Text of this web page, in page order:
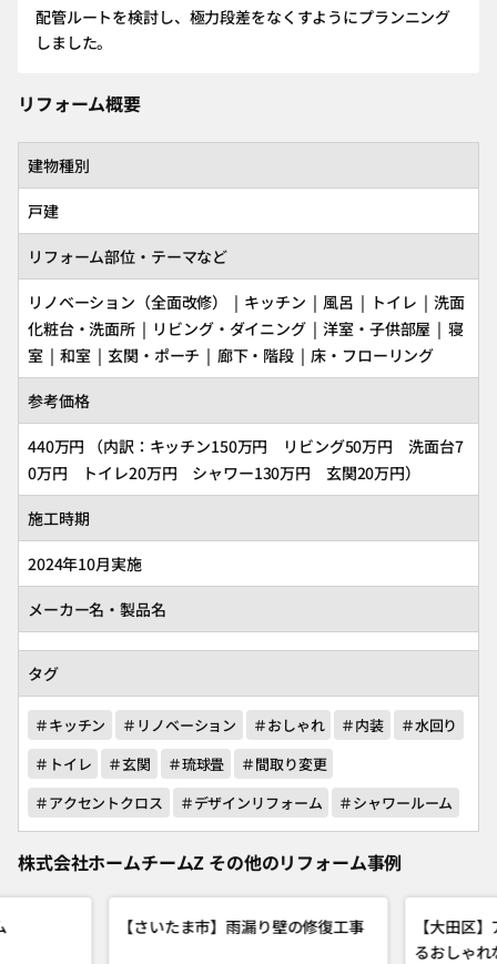
配管ルートを検討し、極力段差をなくすようにプランニング
しました。
リフォーム概要
建物種別
戸建
リフォーム部位・テーマなど
リノベーション（全面改修） | キッチン | 風呂 | トイレ | 洗面
化粧台・洗面所 | リビング・ダイニング | 洋室・子供部屋 | 寝
室 | 和室 | 玄関・ポーチ | 廊下・階段 | 床・フローリング
参考価格
440万円 （内訳：キッチン150万円 リビング50万円 洗面台7
0万円 トイレ20万円 シャワー130万円 玄関20万円）
施工時期
2024年10月実施
メーカー名・製品名
タグ
＃キッチン ＃リノベーション ＃おしゃれ ＃内装
＃水回り
＃トイレ
＃玄関 ＃琉球畳
＃間取り変更
＃アクセントクロス
＃デザインリフォーム ＃シャワールーム
株式会社ホームチームZ その他のリフォーム事例
【さいたま市】雨漏り壁の修復工事
【大田区
るおしゃ